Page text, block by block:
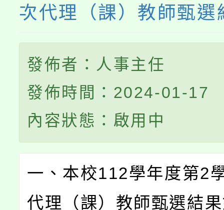
次代理（課）教師甄選
發佈者：人事主任
發佈時間：2024-01-17
內容狀態：啟用中
一、本校112學年度第2
代理（課）教師甄選結